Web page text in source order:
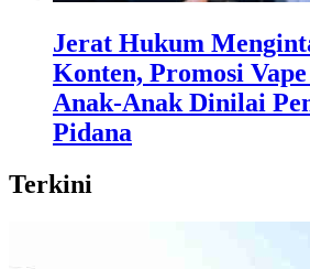
Jerat Hukum
Konten, Promosi
Anak-Anak Dinilai
Pidana
Terkini